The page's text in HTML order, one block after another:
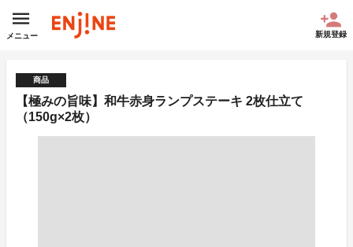
メニュー 新規登録
商品
【極みの旨味】和牛赤身ランプステーキ 2枚仕立て
（150g×2枚）